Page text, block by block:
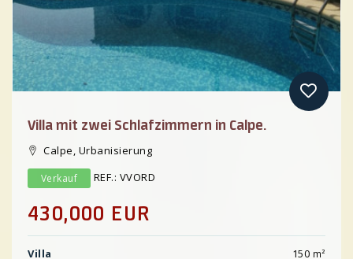
Villa mit zwei Schlafzimmern in Calpe.
Calpe, Urbanisierung
Verkauf REF.: VVORD
430,000 EUR
Villa 150 m²